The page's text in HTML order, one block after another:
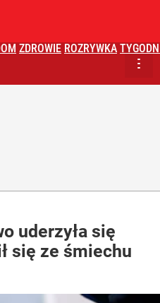
ZDROWIE ROZRYWKA
uderzyła się
się ze śmiechu